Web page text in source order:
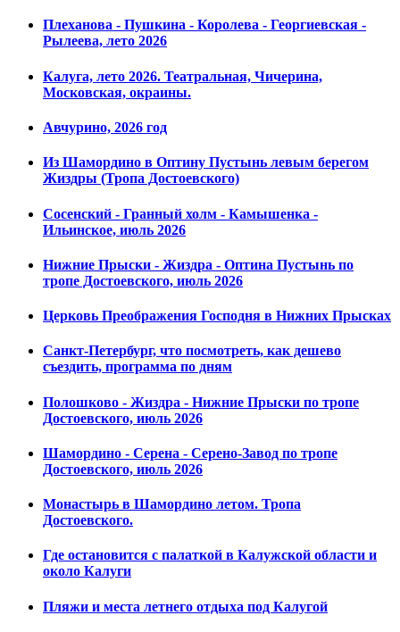
Плеханова - Пушкина - Королева - Георгиевская -
Рылеева, лето 2026
Калуга, лето 2026. Театральная, Чичерина,
Московская, окраины.
Авчурино, 2026 год
Из Шамордино в Оптину Пустынь левым берегом
Жиздры (Тропа Достоевского)
Сосенский - Гранный холм - Камышенка -
Ильинское, июль 2026
Нижние Прыски - Жиздра - Оптина Пустынь по
тропе Достоевского, июль 2026
Церковь Преображения Господня в Нижних Прысках
Санкт-Петербург, что посмотреть, как дешево
съездить, программа по дням
Полошково - Жиздра - Нижние Прыски по тропе
Достоевского, июль 2026
Шамордино - Серена - Серено-Завод по тропе
Достоевского, июль 2026
Монастырь в Шамордино летом. Тропа
Достоевского.
Где остановится с палаткой в Калужской области и
около Калуги
Пляжи и места летнего отдыха под Калугой